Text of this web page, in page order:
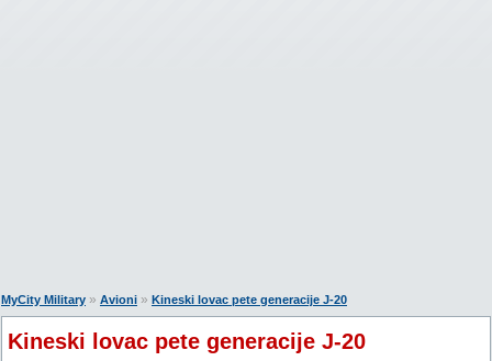
MyCity Military » Avioni » Kineski lovac pete generacije J-20
Kineski lovac pete generacije J-20